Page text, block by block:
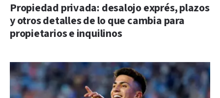
Propiedad privada: desalojo exprés, plazos
y otros detalles de lo que cambia para
propietarios e inquilinos